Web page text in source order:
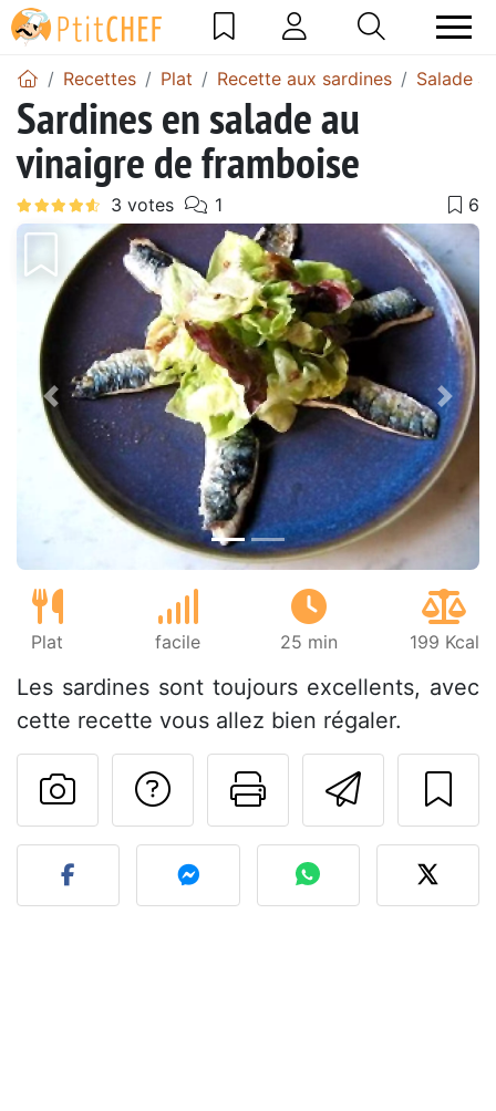
Recettes Plat Recette aux sardines Salade
Sardines en salade au
vinaigre de framboise
Précédent
Plat facile 25 min 199 Kcal
Les sardines sont toujours excellents, avec
cette recette vous allez bien régaler.
Imprimer
Poser une
Publier votre photo de